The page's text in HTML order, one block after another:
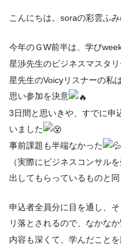
こんにちは。soraの彩雲ふみ
今年のＧW前半は、学び
星渉先生のビジネスマスタ
星先生のVoicyリスナーの私
思い参加を決意
3日間と思いきや、すでに申
いました
事前課題も半端なかった
（実際にビジネスコンサル
出してもらっているものと
申込者全員分に目を通し、
リ落とされるので、なかな
内容も深くて、学んだこと